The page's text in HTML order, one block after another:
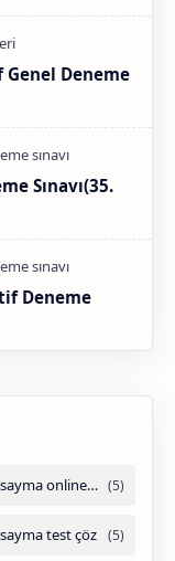
Deneme
Sınavı(35.
Deneme